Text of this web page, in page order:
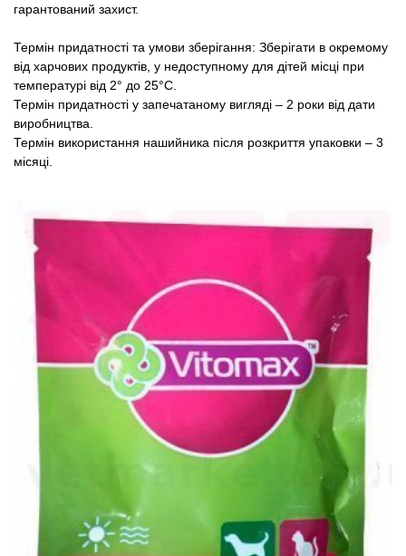
гарантований захист.
Термін придатності та умови зберігання: Зберігати в окремому
від харчових продуктів, у недоступному для дітей місці при
температурі від 2° до 25°С.
Термін придатності у запечатаному вигляді – 2 роки від дати
виробництва.
Термін використання нашийника після розкриття упаковки – 3
місяці.